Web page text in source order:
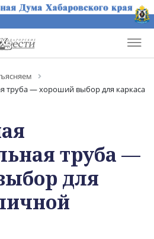
труба — хороший выбор для каркаса
труба —
для